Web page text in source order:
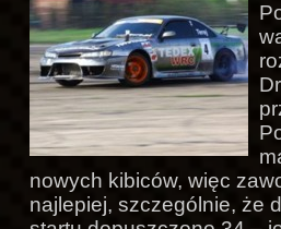
nowych kibiców, więc
najlepiej, szczególnie, że